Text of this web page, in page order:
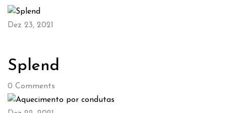
Dez 23, 2021
Splend
0 Comments